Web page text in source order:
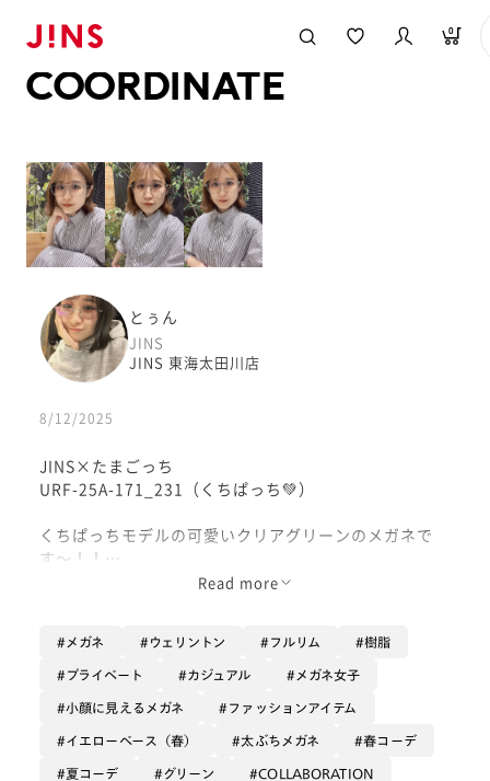
0
COORDINATE
とぅん
JINS
JINS 東海太田川店
8/12/2025
JINS×たまごっち
URF-25A-171_231（くちぱっち💚）
くちぱっちモデルの可愛いクリアグリーンのメガネで
す〜！！
結構レンズ大きめなので、しっかり小顔効果狙えます🍀
グリーンのフレーム少ないので欲しかったという方ぜ
ひ！お試しして欲しいです！
カラー入れてサングラスとかも似合いそうなので、伊達
メガネでのおつくりなどもぜひ！
調光レンズ、可視光調光レンズのグリーン系とも合いそ
Read more
メガネ ウェリントン フルリム 樹脂
プライベート カジュアル メガネ女子
小顔に見えるメガネ ファッションアイテム
イエローベース（春） 太ぶちメガネ 春コーデ
夏コーデ グリーン COLLABORATION